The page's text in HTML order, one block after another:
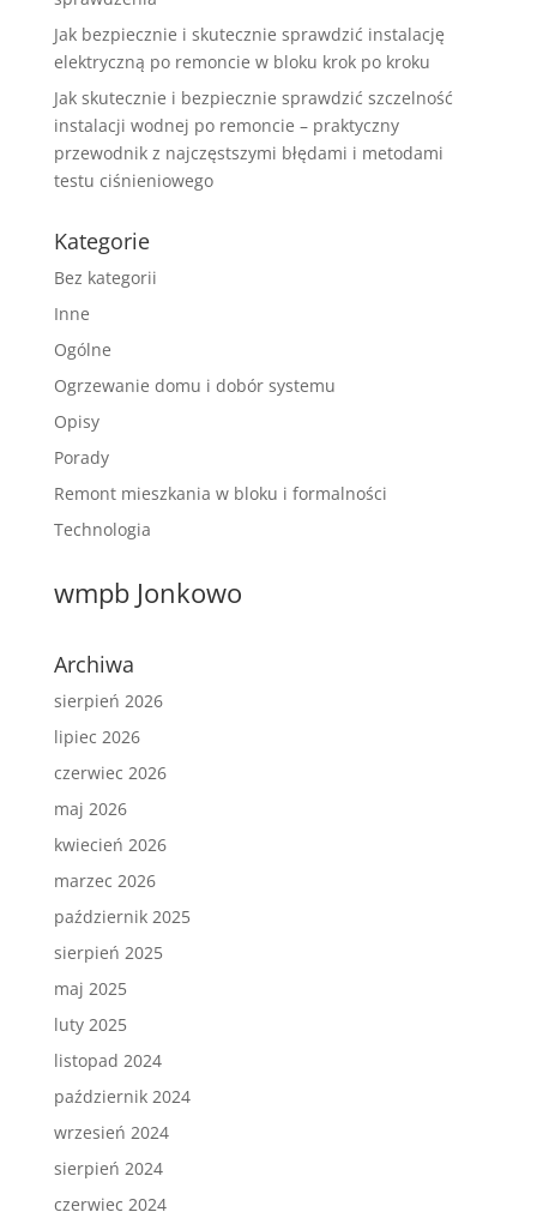
Jak bezpiecznie i skutecznie sprawdzić instalację
elektryczną po remoncie w bloku krok po kroku
Jak skutecznie i bezpiecznie sprawdzić szczelność
instalacji wodnej po remoncie – praktyczny
przewodnik z najczęstszymi błędami i metodami
testu ciśnieniowego
Kategorie
Bez kategorii
Inne
Ogólne
Ogrzewanie domu i dobór systemu
Opisy
Porady
Remont mieszkania w bloku i formalności
Technologia
wmpb Jonkowo
Archiwa
sierpień 2026
lipiec 2026
czerwiec 2026
maj 2026
kwiecień 2026
marzec 2026
październik 2025
sierpień 2025
maj 2025
luty 2025
listopad 2024
październik 2024
wrzesień 2024
sierpień 2024
czerwiec 2024